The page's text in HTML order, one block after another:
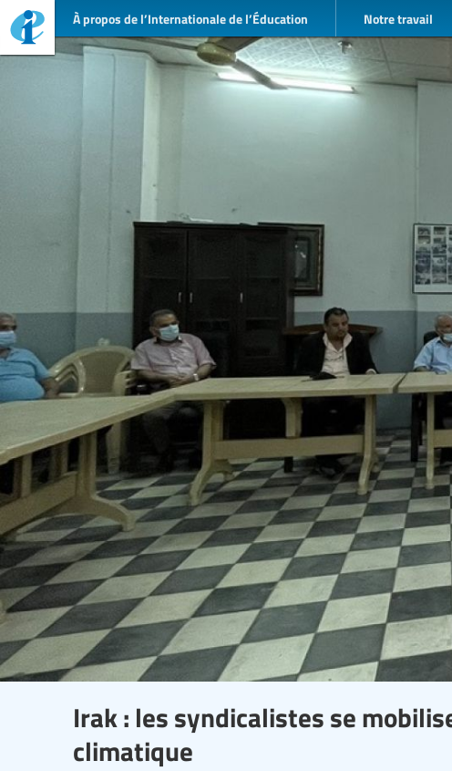
À propos de l’Internationale de l’Éducation Notre travail
Irak : les syndicalistes se
climatique